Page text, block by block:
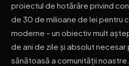
proiectul de hotărâre privind
de 30 de milioane de lei pentru
moderne – un obiectiv mult
de ani de zile și absolut
sănătoasă a comunității noastre.